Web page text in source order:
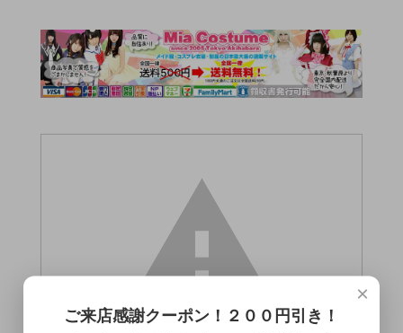
×
ご来店感謝クーポン！２００円引き！